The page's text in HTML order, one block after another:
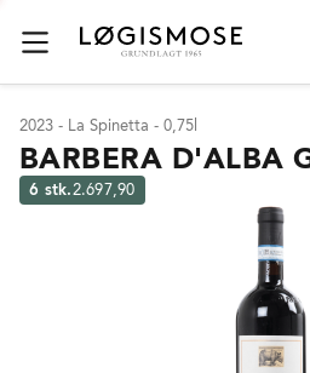
2023 - La Spinetta - 0,75l
BARBERA D'ALBA
6 stk.2.697,90